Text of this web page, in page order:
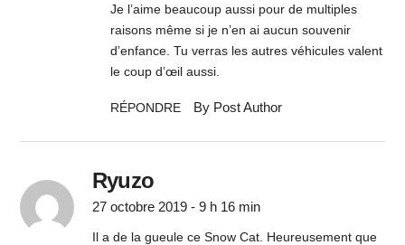
Je l’aime beaucoup aussi pour de multiples
raisons même si je n’en ai aucun souvenir
d’enfance. Tu verras les autres véhicules valent
le coup d’œil aussi.
RÉPONDRE By Post Author
Ryuzo
27 octobre 2019 - 9 h 16 min
Il a de la gueule ce Snow Cat. Heureusement que